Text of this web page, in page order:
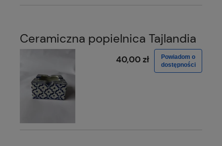
Ceramiczna popielnica Tajlandia
40,00 zł
Powiadom o
dostępności